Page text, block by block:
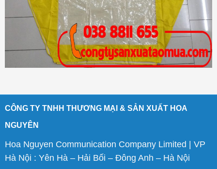
CÔNG TY TNHH THƯƠNG MẠI & SẢN XUẤT HOA
NGUYÊN
Hoa Nguyen Communication Company Limited | VP
Hà Nội : Yên Hà – Hải Bối – Đông Anh – Hà Nội